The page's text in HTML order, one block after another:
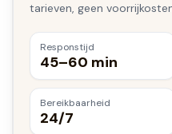
tarieven, geen
Responstijd
45–60 min
Bereikbaarheid
24/7